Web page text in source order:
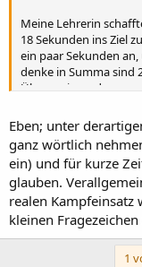
Meine Lehrerin
18 Sekunden ins Ziel
ein paar Sekunden
denke in Summa sind
Übung - irgendwann
Eben; unter
ganz wörtlich
ein) und für kurze
glauben.
realen Kampfeinsatz
kleinen
1